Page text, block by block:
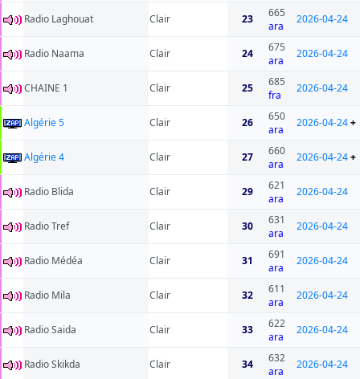
Radio Laghouat Clair 23
665
ara
2026-04-24
Radio Naama Clair 24
675
ara
2026-04-24
CHAINE 1 Clair 25
685
fra
2026-04-24
Algérie 5 Clair 26
650
ara
2026-04-24+
Algérie 4 Clair 27
660
ara
2026-04-24+
Radio Blida Clair 29
621
ara
2026-04-24
Radio Tref Clair 30
631
ara
2026-04-24
Radio Médéa Clair 31
691
ara
2026-04-24
Radio Mila Clair 32
611
ara
2026-04-24
Radio Saida Clair 33
622
ara
2026-04-24
Radio Skikda Clair 34
632
ara
2026-04-24